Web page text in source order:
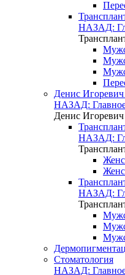
НАЗАД:
Денис Игоревич
НАЗАД:
Денис Игоревич
НАЗАД:
НАЗАД:
Стоматология
НАЗАД: